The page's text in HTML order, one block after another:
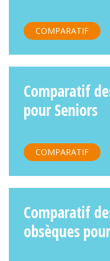
COMPARATIF
Comparatif
pour Seniors
COMPARATIF
Comparatif
obsèques